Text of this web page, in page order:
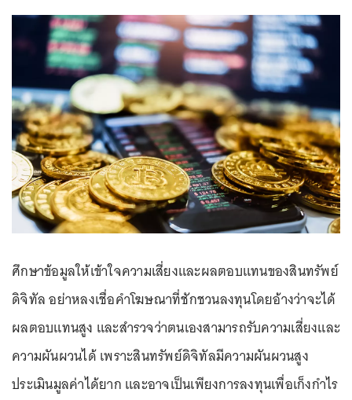
ศึกษาข้อมูลให้เข้าใจความเสี่ยงและผลตอบแทนของสินทรัพย์
ดิจิทัล อย่าหลงเชื่อคำโฆษณาที่ชักชวนลงทุนโดยอ้างว่าจะได้
ผลตอบแทนสูง และสำรวจว่าตนเองสามารถรับความเสี่ยงและ
ความผันผวนได้ เพราะสินทรัพย์ดิจิทัลมีความผันผวนสูง
ประเมินมูลค่าได้ยาก และอาจเป็นเพียงการลงทุนเพื่อเก็งกำไร